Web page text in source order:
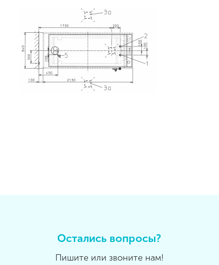
Остались вопросы?
Пишите или звоните нам!